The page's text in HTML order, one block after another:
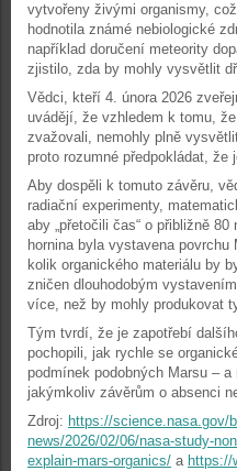
vytvořeny živými organismy,
hodnotila známé nebiologické
například doručení meteority
zjistilo, zda by mohly vysvětlit
Vědci, kteří 4. února 2026
uvádějí, že vzhledem k tomu,
zvažovali, nemohly plně
proto rozumné předpokládat,
Aby dospěli k tomuto závěru,
radiační experimenty,
aby „přetočili čas“ o přibližně
hornina byla vystavena povrchu
kolik organického materiálu by
zničen dlouhodobým
více, než by mohly produkovat
Tým tvrdí, že je zapotřebí
pochopili, jak rychle se
podmínek podobných Marsu –
jakýmkoliv závěrům o absenci
Zdroj: https://science.nasa.gov/
news/2026/02/06/nasa-study-
explain-mars-organics/ a https://